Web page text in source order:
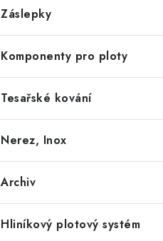
Záslepky
Komponenty pro ploty
Tesařské kování
Nerez, Inox
Archiv
Hliníkový plotový systém